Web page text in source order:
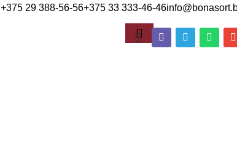
+375 29 388-56-56+375 33 333-46-46